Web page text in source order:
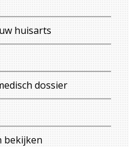
huisarts
dossier
bekijken